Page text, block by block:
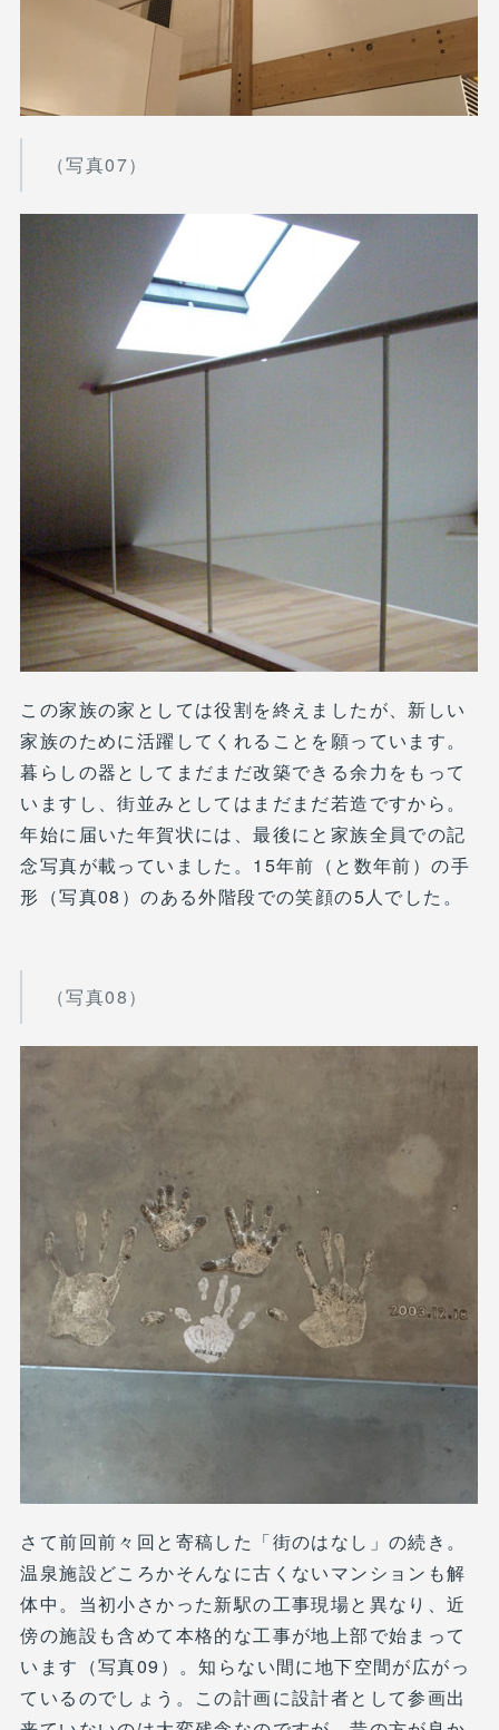
（写真07）
この家族の家としては役割を終えましたが、新しい
家族のために活躍してくれることを願っています。
暮らしの器としてまだまだ改築できる余力をもって
いますし、街並みとしてはまだまだ若造ですから。
年始に届いた年賀状には、最後にと家族全員での記
念写真が載っていました。15年前（と数年前）の手
形（写真08）のある外階段での笑顔の5人でした。
（写真08）
さて前回前々回と寄稿した「街のはなし」の続き。
温泉施設どころかそんなに古くないマンションも解
体中。当初小さかった新駅の工事現場と異なり、近
傍の施設も含めて本格的な工事が地上部で始まって
います（写真09）。知らない間に地下空間が広がっ
ているのでしょう。この計画に設計者として参画出